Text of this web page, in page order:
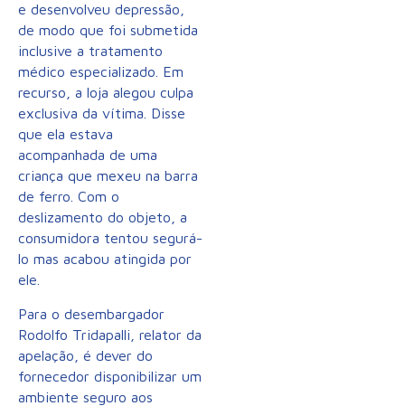
e desenvolveu depressão,
de modo que foi submetida
inclusive a tratamento
médico especializado. Em
recurso, a loja alegou culpa
exclusiva da vítima. Disse
que ela estava
acompanhada de uma
criança que mexeu na barra
de ferro. Com o
deslizamento do objeto, a
consumidora tentou segurá-
lo mas acabou atingida por
ele.
Para o desembargador
Rodolfo Tridapalli, relator da
apelação, é dever do
fornecedor disponibilizar um
ambiente seguro aos